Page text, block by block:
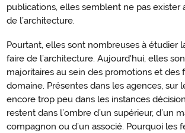
publications, elles semblent ne pas exister
de l’architecture.
Pourtant, elles sont nombreuses à étudier
faire de l’architecture. Aujourd'hui, elles
majoritaires au sein des promotions et des
domaine. Présentes dans les agences, sur
encore trop peu dans les instances
restent dans l’ombre d’un supérieur, d’un
compagnon ou d’un associé. Pourquoi les